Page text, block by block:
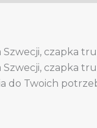
czapka
czapka
do Twoich